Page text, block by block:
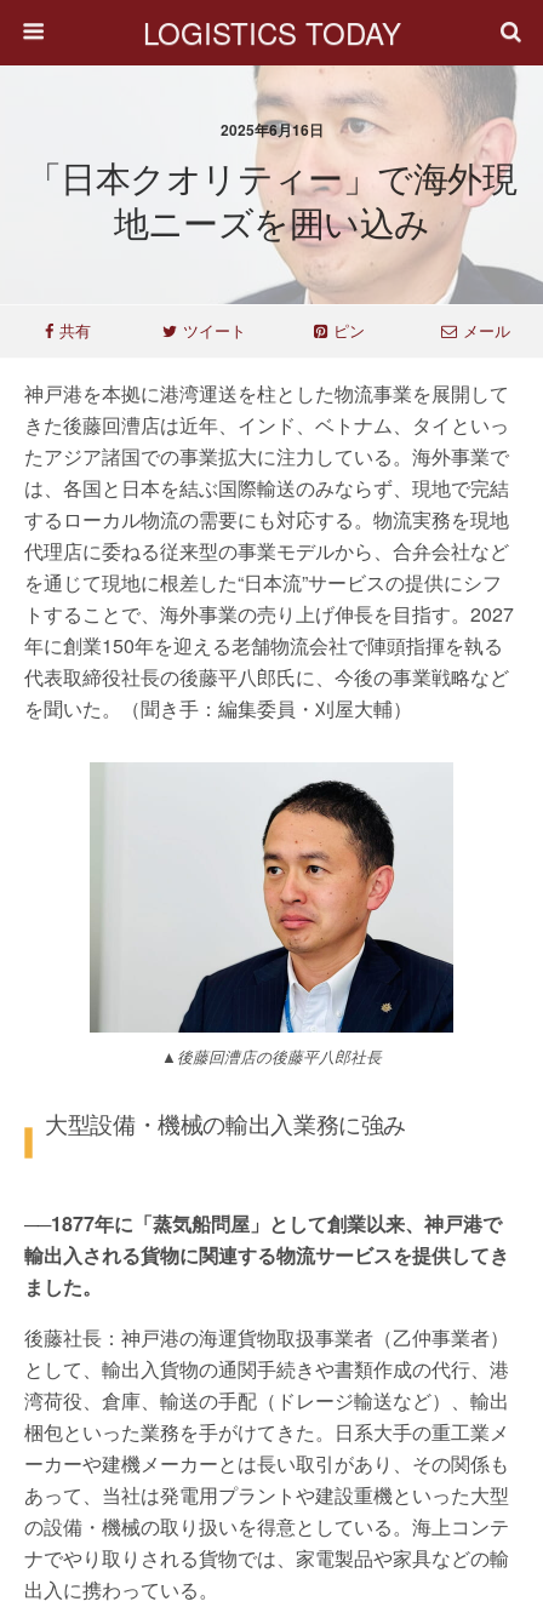
LOGISTICS TODAY
2025年6月16日
「日本クオリティー」で海外現
地ニーズを囲い込み
共有 ツイート ピン メール
神戸港を本拠に港湾運送を柱とした物流事業を展開して
きた後藤回漕店は近年、インド、ベトナム、タイといっ
たアジア諸国での事業拡大に注力している。海外事業で
は、各国と日本を結ぶ国際輸送のみならず、現地で完結
するローカル物流の需要にも対応する。物流実務を現地
代理店に委ねる従来型の事業モデルから、合弁会社など
を通じて現地に根差した“日本流”サービスの提供にシフ
トすることで、海外事業の売り上げ伸長を目指す。2027
年に創業150年を迎える老舗物流会社で陣頭指揮を執る
代表取締役社長の後藤平八郎氏に、今後の事業戦略など
を聞いた。（聞き手：編集委員・刈屋大輔）
▲後藤回漕店の後藤平八郎社長
大型設備・機械の輸出入業務に強み
──1877年に「蒸気船問屋」として創業以来、神戸港で
輸出入される貨物に関連する物流サービスを提供してき
ました。
後藤社長：神戸港の海運貨物取扱事業者（乙仲事業者）
として、輸出入貨物の通関手続きや書類作成の代行、港
湾荷役、倉庫、輸送の手配（ドレージ輸送など）、輸出
梱包といった業務を手がけてきた。日系大手の重工業メ
ーカーや建機メーカーとは長い取引があり、その関係も
あって、当社は発電用プラントや建設重機といった大型
の設備・機械の取り扱いを得意としている。海上コンテ
ナでやり取りされる貨物では、家電製品や家具などの輸
出入に携わっている。